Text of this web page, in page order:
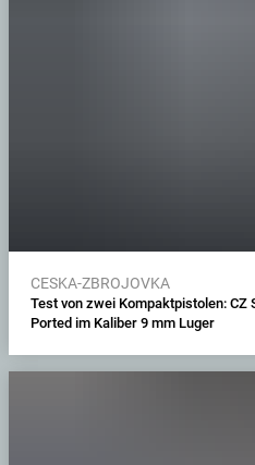
CESKA-ZBROJOVKA
Test von zwei Kompaktpistolen: CZ
Ported im Kaliber 9 mm Luger